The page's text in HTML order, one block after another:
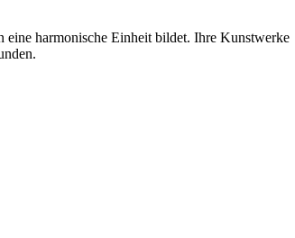
eine harmonische Einheit bildet. Ihre Kunstwerke